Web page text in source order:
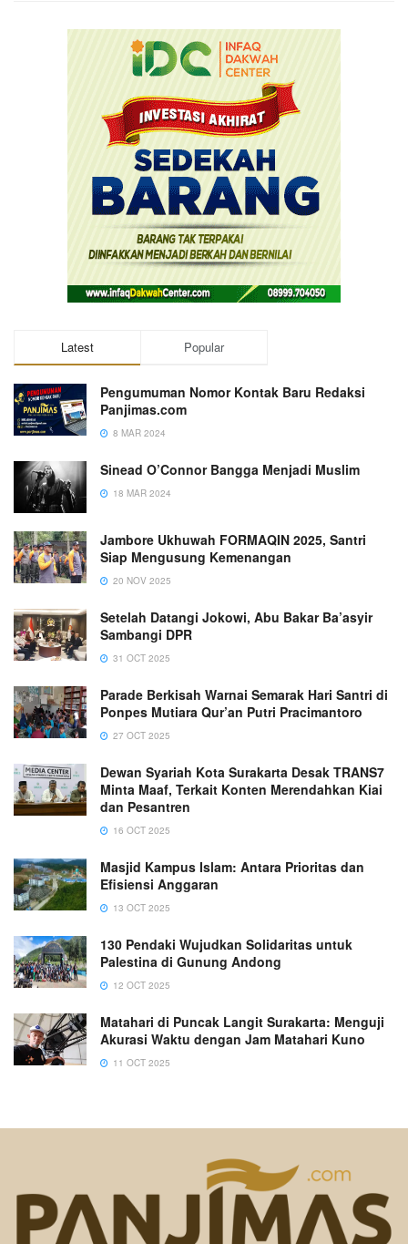
Latest Popular
Pengumuman Nomor Kontak Baru Redaksi
Panjimas.com
8 MAR 2024
Sinead O’Connor Bangga Menjadi Muslim
18 MAR 2024
Jambore Ukhuwah FORMAQIN 2025, Santri
Siap Mengusung Kemenangan
20 NOV 2025
Setelah Datangi Jokowi, Abu Bakar Ba’asyir
Sambangi DPR
31 OCT 2025
Parade Berkisah Warnai Semarak Hari Santri di
Ponpes Mutiara Qur’an Putri Pracimantoro
27 OCT 2025
Dewan Syariah Kota Surakarta Desak TRANS7
Minta Maaf, Terkait Konten Merendahkan Kiai
dan Pesantren
16 OCT 2025
Masjid Kampus Islam: Antara Prioritas dan
Efisiensi Anggaran
13 OCT 2025
130 Pendaki Wujudkan Solidaritas untuk
Palestina di Gunung Andong
12 OCT 2025
Matahari di Puncak Langit Surakarta: Menguji
Akurasi Waktu dengan Jam Matahari Kuno
11 OCT 2025